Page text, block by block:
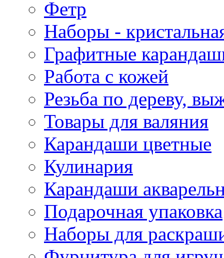
Фетр
Наборы -
Графитные
Работа с кожей
Резьба по дереву,
Товары для валяния
Карандаши цветные
Кулинария
Карандаши
Подарочная упаковка
Наборы для